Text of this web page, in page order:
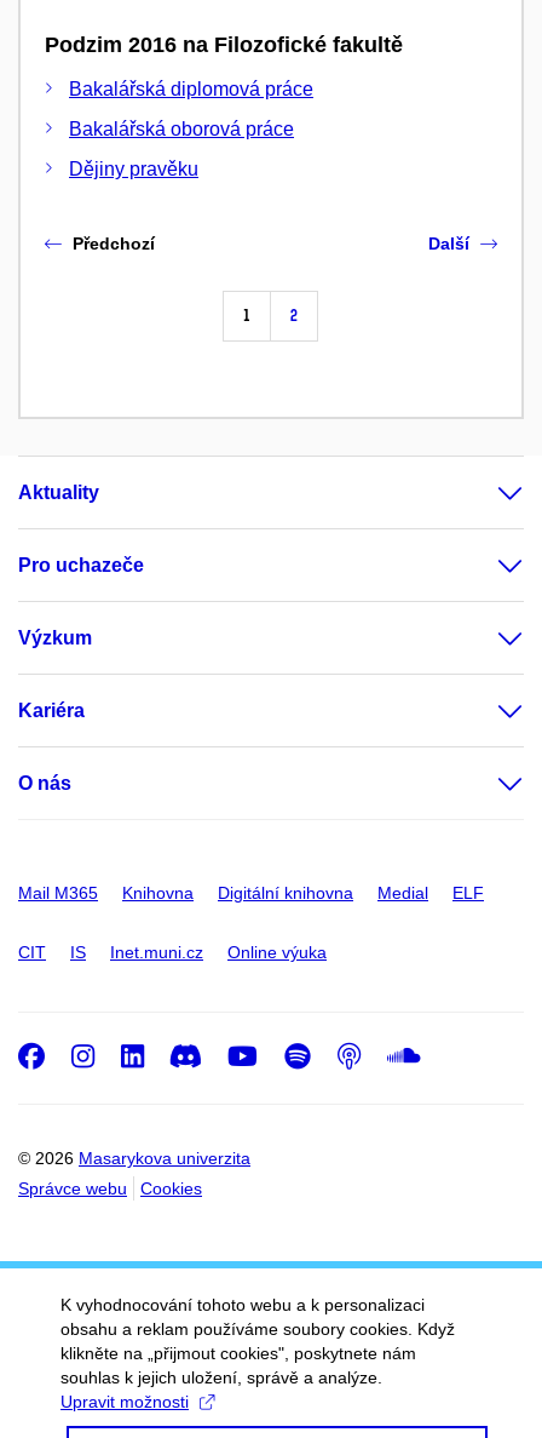
Podzim 2016 na Filozofické fakultě
Bakalářská diplomová práce
Bakalářská oborová práce
Dějiny pravěku
Předchozí
1 2
Další
Aktuality
Pro uchazeče
Výzkum
Kariéra
O nás
Mail M365 Knihovna Digitální knihovna Medial ELF
CIT IS Inet.muni.cz Online výuka
© 2026 Masarykova univerzita
Správce webu
Cookies
Facebook
Instagram
LinkedIn
DiscordYoutube
Spotify
Podcast
K vyhodnocování tohoto webu a k personalizaci
obsahu a reklam používáme soubory cookies. Když
klikněte na „přijmout cookies", poskytnete nám
souhlas k jejich uložení, správě a analýze.
Upravit možnosti